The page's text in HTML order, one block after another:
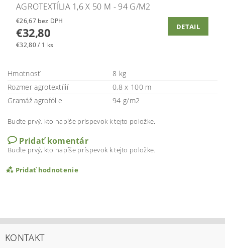
AGROTEXTÍLIA 1,6 X 50 M - 94 G/M2
€26,67 bez DPH
€32,80
€32,80 / 1 ks
DETAIL
Hmotnosť
8 kg
Rozmer agrotextílií
0,8 x 100 m
Gramáž agrofólie
94 g/m2
Buďte prvý, kto napíše príspevok k tejto položke.
Pridať komentár
Buďte prvý, kto napíše príspevok k tejto položke.
Pridať hodnotenie
KONTAKT